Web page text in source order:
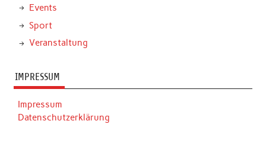
Events
Sport
Veranstaltung
IMPRESSUM
Impressum
Datenschutzerklärung